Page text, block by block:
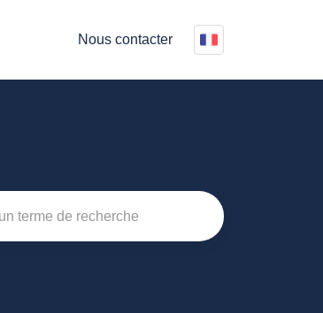
Nous contacter